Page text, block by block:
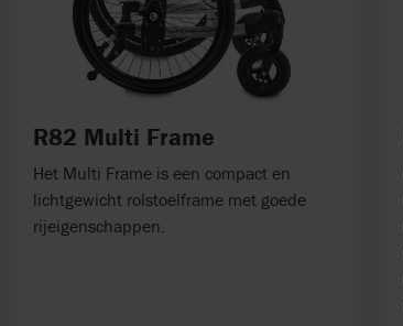
R82 Multi Frame
Het Multi Frame is een compact en
lichtgewicht rolstoelframe met goede
rijeigenschappen.